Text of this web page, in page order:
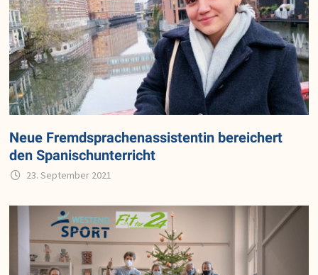
Neue Fremdsprachenassistentin bereichert
den Spanischunterricht
23. September 2021